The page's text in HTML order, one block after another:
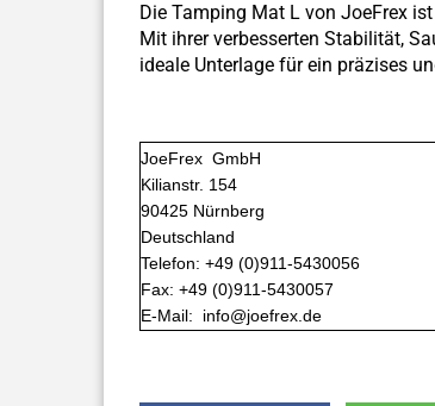
Die Tamping Mat L von JoeFrex
Mit ihrer verbesserten Stabilität,
ideale Unterlage für ein präzises
JoeFrex GmbH
Kilianstr. 154
90425 Nürnberg
Deutschland
Telefon: +49 (0)911-5430056
Fax: +49 (0)911-5430057
E-Mail: info@joefrex.de